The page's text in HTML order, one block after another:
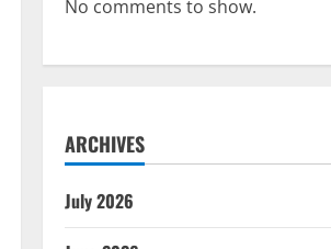
No comments to show.
ARCHIVES
July 2026